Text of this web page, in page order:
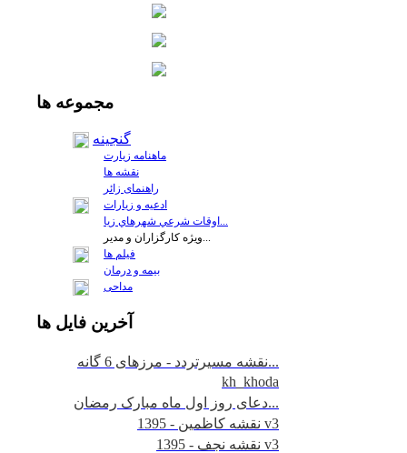
مجموعه ها
گنجینه
ماهنامه زیارت
نقشه ها
راهنمای زائر
ادعیه و زیارات
اوقات شرعي شهرهاي زيا...
ويژه كارگزاران و مدير...
فيلم ها
بیمه و درمان
مداحی
آخرين فايل ها
نقشه مسیرتردد - مرزهای 6 گانه...
kh_khoda
دعای روز اول ماه مبارک رمضان...
نقشه کاظمین - 1395 v3
نقشه نجف - 1395 v3